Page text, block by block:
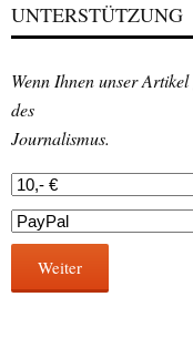
UNTERSTÜTZUNG
Wenn Ihnen unser
des
Journalismus.
Weiter